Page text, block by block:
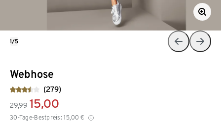
Webhose
(279)
29,99 15,00
30-Tage-Bestpreis: 15,00 €
1/5